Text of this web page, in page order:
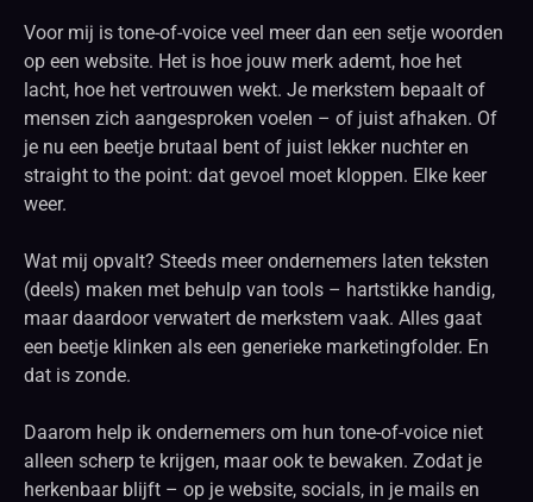
Voor mij is tone-of-voice veel meer dan een setje woorden
op een website. Het is hoe jouw merk ademt, hoe het
lacht, hoe het vertrouwen wekt. Je merkstem bepaalt of
mensen zich aangesproken voelen – of juist afhaken. Of
je nu een beetje brutaal bent of juist lekker nuchter en
straight to the point: dat gevoel moet kloppen. Elke keer
weer.
Wat mij opvalt? Steeds meer ondernemers laten teksten
(deels) maken met behulp van tools – hartstikke handig,
maar daardoor verwatert de merkstem vaak. Alles gaat
een beetje klinken als een generieke marketingfolder. En
dat is zonde.
Daarom help ik ondernemers om hun tone-of-voice niet
alleen scherp te krijgen, maar ook te bewaken. Zodat je
herkenbaar blijft – op je website, socials, in je mails en